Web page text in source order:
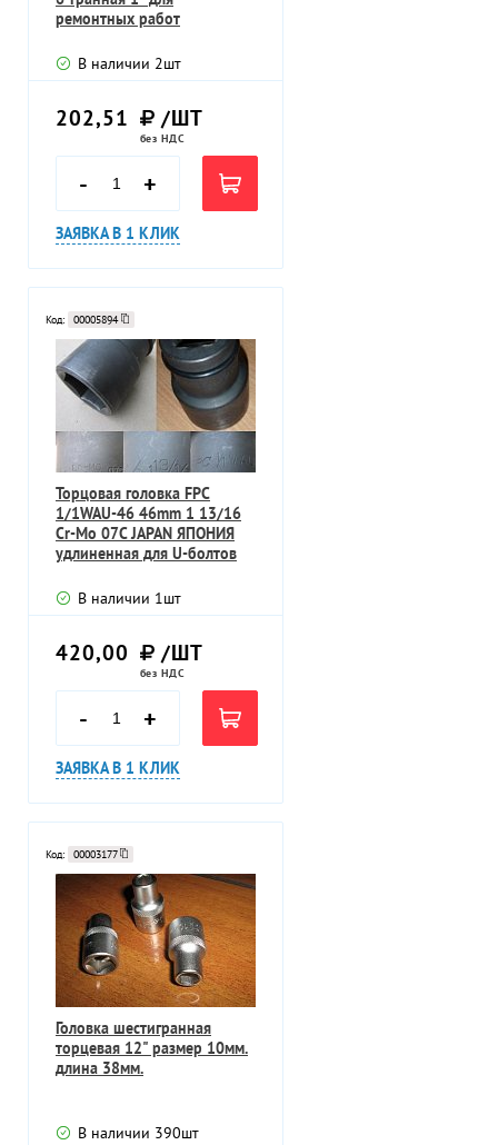
ремонтных работ
В наличии 2шт
202,51 /ШТ
без НДС
- +
ЗАЯВКА В 1 КЛИК
Код: 00005894
Торцовая головка FPC
1/1WAU-46 46mm 1 13/16
Cr-Mo 07C JAPAN ЯПОНИЯ
удлиненная для U-болтов
В наличии 1шт
420,00 /ШТ
без НДС
- +
ЗАЯВКА В 1 КЛИК
Код: 00003177
Головка шестигранная
торцевая 12" размер 10мм.
длина 38мм.
В наличии 390шт